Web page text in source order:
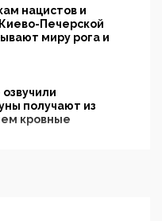
нацистов и
Печерской
миру рога и
получают из
кровные